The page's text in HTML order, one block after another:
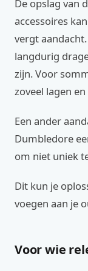
De opslag van
accessoires
vergt
langdurig
zijn. Voor
zoveel lagen
Een ander
Dumbledore
om niet uniek
Dit kun je
voegen aan je
Voor wie